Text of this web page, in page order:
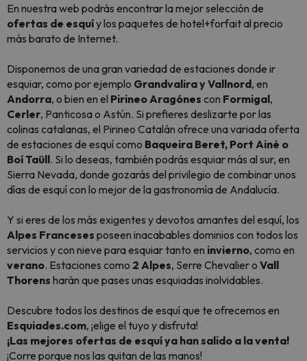
En nuestra web podrás encontrar la mejor selección de
ofertas de esquíy los paquetes de hotel+forfait al precio
más barato de Internet.
Disponemos de una gran variedad de estaciones donde ir
esquiar, como por ejemplo Grandvalira y Vallnord, en
Andorra, o bien en el Pirineo Aragónes con Formigal,
Cerler, Panticosa o Astún. Si prefieres deslizarte por las
colinas catalanas, el Pirineo Catalán ofrece una variada oferta
de estaciones de esquí como Baqueira Beret, Port Ainé o
Boí Taüll. Si lo deseas, también podrás esquiar más al sur, en
Sierra Nevada, donde gozarás del privilegio de combinar unos
días de esquí con lo mejor de la gastronomía de Andalucía.
Y si eres de los más exigentes y devotos amantes del esquí, los
Alpes Franceses poseen inacabables dominios con todos los
servicios y con nieve para esquiar tanto en invierno, como en
verano. Estaciones como 2 Alpes, Serre Chevalier o Vall
Thorens harán que pases unas esquiadas inolvidables.
Descubre todos los destinos de esquí que te ofrecemos en
Esquiades.com, ¡elige el tuyo y disfruta!
¡Las mejores ofertas de esquí ya han salido a la venta!
¡Corre porque nos las quitan de las manos!